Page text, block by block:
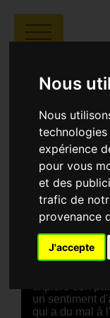
Nous
Nous
expérience
pour vous
et des
trafic de
provenance
J'accepte
LA
Mohamed
Tunisie
Lyly, une
un sentiment
qui a du mal à